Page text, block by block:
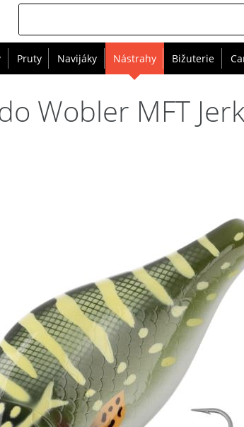
Pruty Navijáky Nástrahy Bižuterie
Wobler MFT